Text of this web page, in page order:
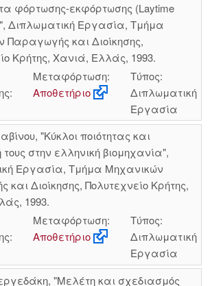
φόρτωσης-εκφόρτωσης (Laytime
Διπλωματική Εργασία, Τμήμα
Παραγωγής και Διοίκησης,
Κρήτης, Χανιά, Ελλάς, 1993.
Μεταφόρτωση:
Αποθετήριο
Τύπος:
Διπλωματική
Εργασία
"Κύκλοι ποιότητας και
στην ελληνική βιομηχανία",
Εργασία, Τμήμα Μηχανικών
Διοίκησης, Πολυτεχνείο Κρήτης,
1993.
Μεταφόρτωση:
Αποθετήριο
Τύπος:
Διπλωματική
Εργασία
"Μελέτη και σχεδιασμός